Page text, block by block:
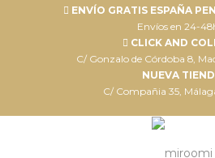
ENVÍO GRATIS ESPAÑA
Envíos en 24-
CLICK AND
C/ Gonzalo de Córdoba 8,
NUEVA
C/ Compañia 35,